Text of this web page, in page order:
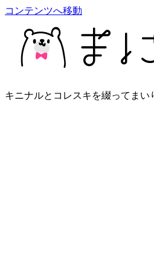
コンテンツへ移動
キニナルとコレスキを綴ってまい